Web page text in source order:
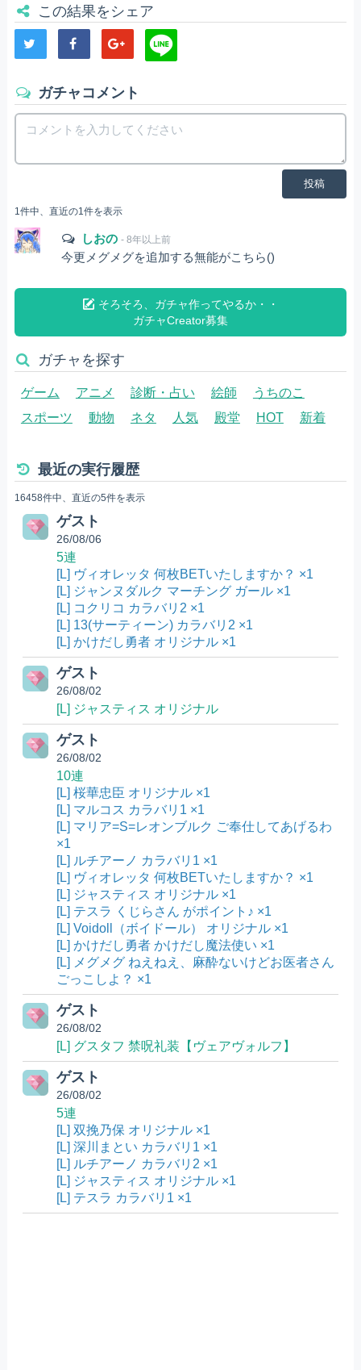
この結果をシェア
ガチャコメント
投稿
1件中、直近の1件を表示
しおの - 8年以上前
今更メグメグを追加する無能がこちら()
そろそろ、ガチャ作ってやるか・・
ガチャCreator募集
ガチャを探す
ゲーム アニメ 診断・占い 絵師
うちのこ
スポーツ
動物 ネタ 人気 殿堂 HOT 新着
最近の実行履歴
16458件中、直近の5件を表示
ゲスト
26/08/06
5連
[L] ヴィオレッタ 何枚BETいたしますか？ ×1
[L] ジャンヌダルク マーチング ガール ×1
[L] コクリコ カラバリ2 ×1
[L] 13(サーティーン) カラバリ2 ×1
[L] かけだし勇者 オリジナル ×1
ゲスト
26/08/02
[L] ジャスティス オリジナル
ゲスト
26/08/02
10連
[L] 桜華忠臣 オリジナル ×1
[L] マルコス カラバリ1 ×1
[L] マリア=S=レオンブルク ご奉仕してあげるわ
×1
[L] ルチアーノ カラバリ1 ×1
[L] ヴィオレッタ 何枚BETいたしますか？ ×1
[L] ジャスティス オリジナル ×1
[L] テスラ くじらさん がポイント♪ ×1
[L] Voidoll（ボイドール） オリジナル ×1
[L] かけだし勇者 かけだし魔法使い ×1
[L] メグメグ ねえねえ、麻酔ないけどお医者さん
ごっこしよ？ ×1
ゲスト
26/08/02
[L] グスタフ 禁呪礼装【ヴェアヴォルフ】
ゲスト
26/08/02
5連
[L] 双挽乃保 オリジナル ×1
[L] 深川まとい カラバリ1 ×1
[L] ルチアーノ カラバリ2 ×1
[L] ジャスティス オリジナル ×1
[L] テスラ カラバリ1 ×1